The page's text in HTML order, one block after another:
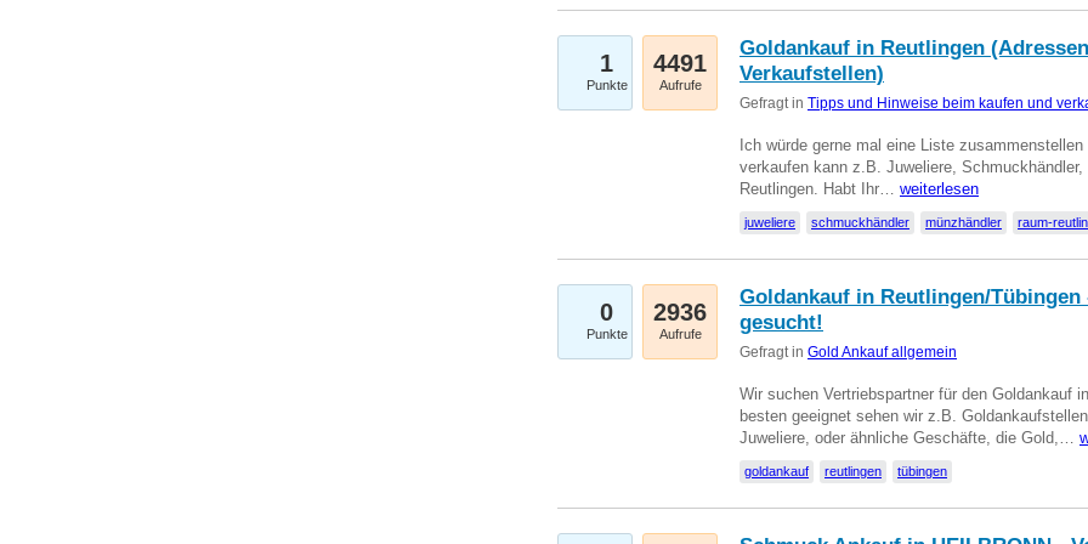
1
Punkte
4491
Aufrufe
Goldankauf in Reutlingen
Verkaufstellen)
Gefragt in Tipps und Hinweise beim kaufen und
Ich würde gerne mal eine Liste
verkaufen kann z.B. Juweliere,
Reutlingen. Habt Ihr… weiterlesen
juweliere schmuckhändler münzhändler raum-
0
Punkte
2936
Aufrufe
Goldankauf in Reutlingen/
gesucht!
Gefragt in Gold Ankauf allgemein
Wir suchen Vertriebspartner für den Goldankauf
besten geeignet sehen wir z.B.
Juweliere, oder ähnliche Geschäfte, die Gold,…
goldankauf reutlingen tübingen